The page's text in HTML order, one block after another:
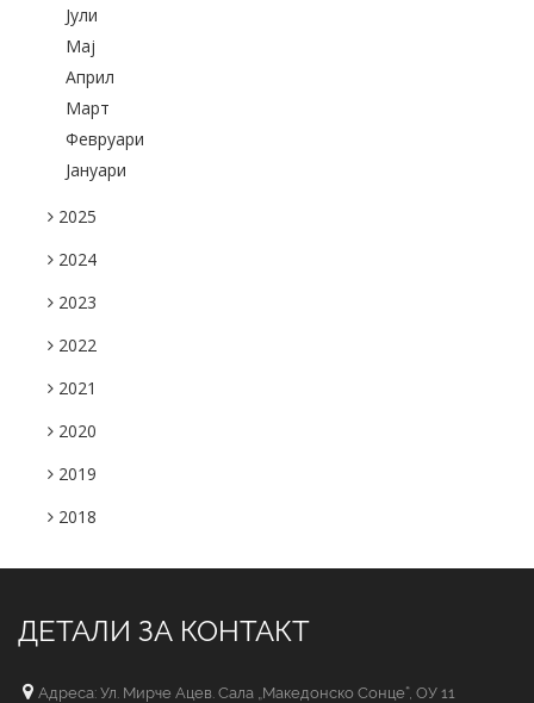
Јули
Maj
Април
Март
Февруари
Јануари
2025
2024
2023
2022
2021
2020
2019
2018
ДЕТАЛИ ЗА КОНТАКТ
Адреса: Ул. Мирче Ацев. Сала „Македонско Сонце“, ОУ 11